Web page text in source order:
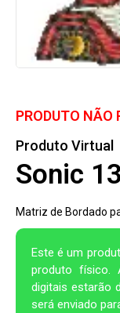
PRODUTO NÃO
Produto Virtual
Sonic 13
Matriz de Bordado
Este é um
produto físico.
digitais estarão
será enviado